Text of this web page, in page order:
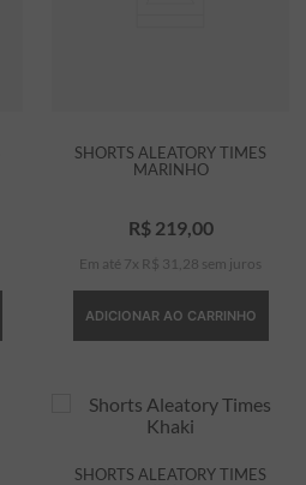
SHORTS ALEATORY TIMES
MARINHO
R$ 219, 00
Em até 7 x R$ 31 28 sem juros
ADICIONAR AO CARRINHO
SHORTS ALEATORY TIMES